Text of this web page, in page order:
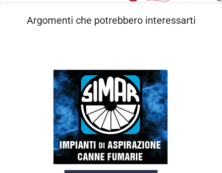
Argomenti che potrebbero interessarti